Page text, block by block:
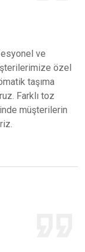
ve
özel
taşıma
Farklı toz
müşterilerin